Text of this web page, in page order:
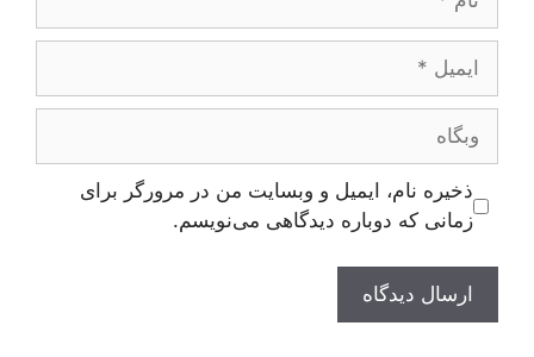
ایمیل
وبگاه
ذخیره نام، ایمیل و وبسایت من در مرورگر برای
زمانی که دوباره دیدگاهی می‌نویسم.